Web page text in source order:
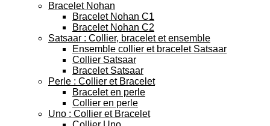
Bracelet Nohan
Bracelet Nohan C1
Bracelet Nohan C2
Satsaar : Collier, bracelet et ensemble
Ensemble collier et bracelet Satsaar
Collier Satsaar
Bracelet Satsaar
Perle : Collier et Bracelet
Bracelet en perle
Collier en perle
Uno : Collier et Bracelet